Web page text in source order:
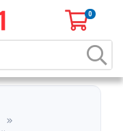
0